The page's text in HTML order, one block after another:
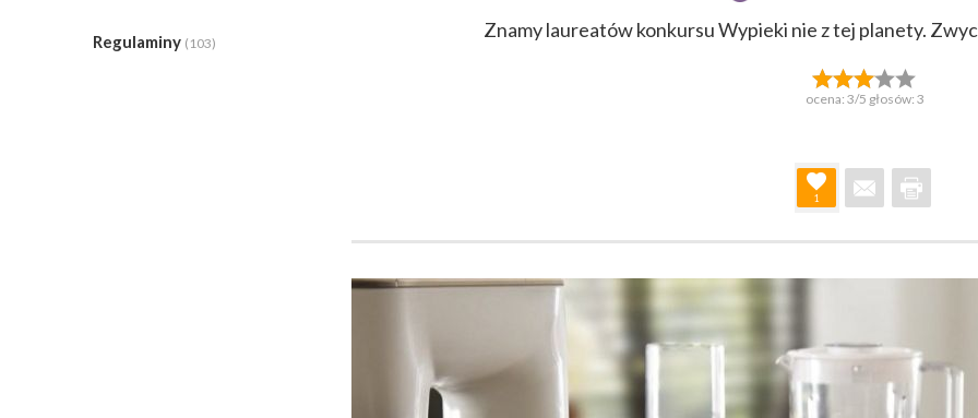
Regulaminy (103)
Znamy laureatów konkursu Wypieki nie z tej planety.
ocena: 3/5 głosów: 3
1